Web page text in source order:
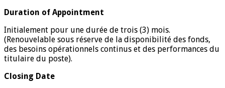
Duration of Appointment
Initialement pour une durée de trois (3) mois.
(Renouvelable sous réserve de la disponibilité des fonds,
des besoins opérationnels continus et des performances du
titulaire du poste).
Closing Date